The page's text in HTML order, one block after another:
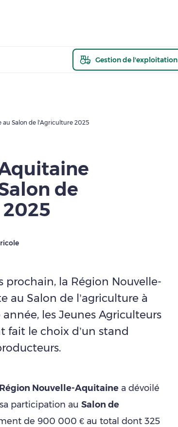
Gestion de l'exploitation
au Salon de l'Agriculture 2025
de
prochain, la Région Nouvelle-
au Salon de l’agriculture à
les Jeunes Agriculteurs
fait le choix d’un stand
Région Nouvelle-Aquitaine a dévoilé
participation au Salon de
de 900 000 € au total dont 325